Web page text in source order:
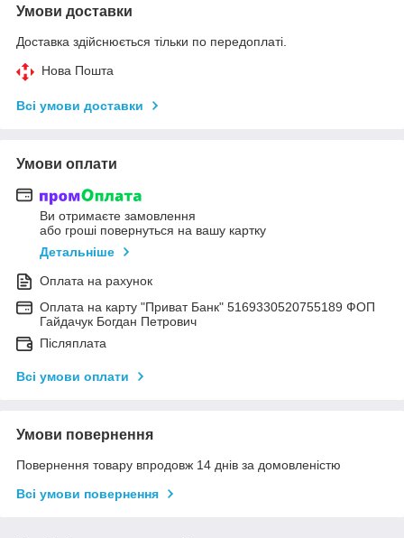
Умови доставки
Доставка здійснюється тільки по передоплаті.
Нова Пошта
Всі умови доставки
Умови оплати
Ви отримаєте замовлення
або гроші повернуться на вашу картку
Детальніше
Оплата на рахунок
Оплата на карту "Приват Банк" 5169330520755189 ФОП
Гайдачук Богдан Петрович
Післяплата
Всі умови оплати
Умови повернення
Повернення товару впродовж 14 днів за домовленістю
Всі умови повернення